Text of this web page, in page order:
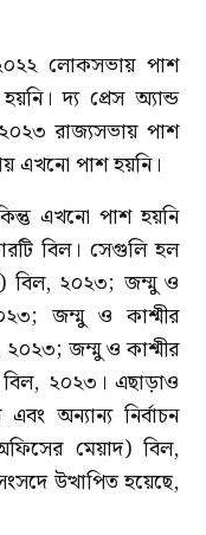
২০২২ লোকসভায় পাশ
দ্য প্রেস অ্যান্ড
রাজ্যসভায় পাশ
এখনো পাশ হয়নি।
এখনো পাশ হয়নি
বিল। সেগুলি হল
বিল, ২০২৩; জম্মু ও
জম্মু ও কাশ্মীর
জম্মু ও কাশ্মীর
২০২৩। এছাড়াও
অন্যান্য নির্বাচন
মেয়াদ) বিল,
উত্থাপিত হয়েছে,